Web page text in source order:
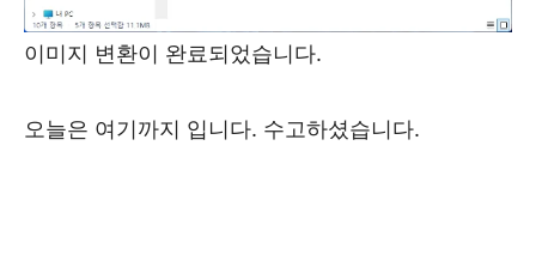
이미지 변환이 완료되었습니다.
오늘은 여기까지 입니다. 수고하셨습니다.